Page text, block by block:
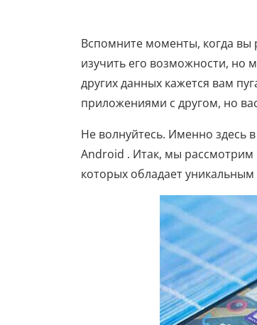
Вспомните моменты, когда вы
изучить его возможности, но
других данных кажется вам
приложениями с другом, но
Не волнуйтесь. Именно здесь
Android . Итак, мы
которых обладает